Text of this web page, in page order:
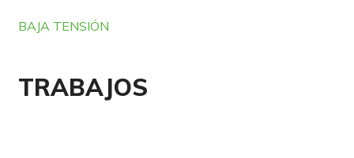
BAJA TENSIÓN
TRABAJOS